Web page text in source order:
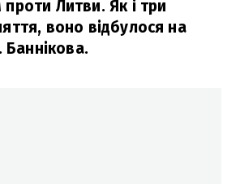
Литви. Як і три
воно відбулося на
Баннікова.